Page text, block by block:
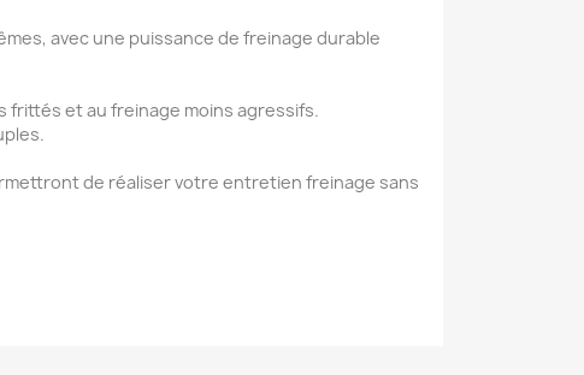
avec une puissance de freinage durable
et au freinage moins agressifs.
de réaliser votre entretien freinage sans